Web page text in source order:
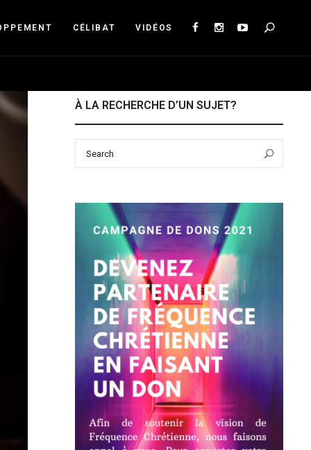
CÉLIBAT VIDÉOS
À LA RECHERCHE D’UN SUJET?